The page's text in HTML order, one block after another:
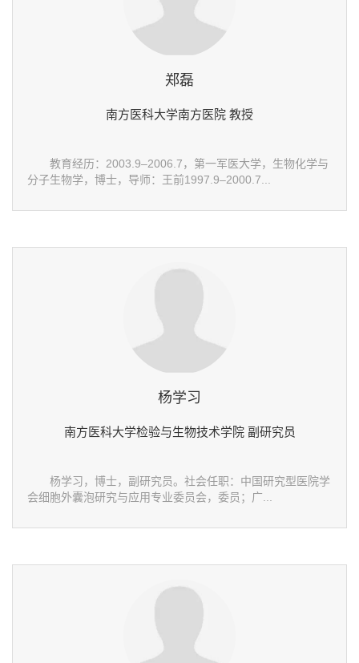
郑磊
南方医科大学南方医院 教授
教育经历：2003.9–2006.7，第一军医大学，生物化学与
分子生物学，博士，导师：王前1997.9–2000.7...
杨学习
南方医科大学检验与生物技术学院 副研究员
杨学习，博士，副研究员。社会任职：中国研究型医院学
会细胞外囊泡研究与应用专业委员会，委员；广...